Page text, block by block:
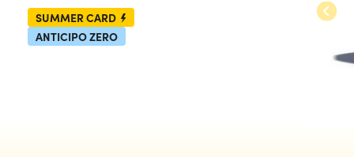
SUMMER CARD
ANTICIPO ZERO